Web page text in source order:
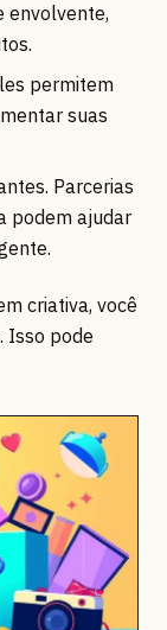
envolvente,
permitem
suas
Parcerias
podem ajudar
criativa, você
Isso pode